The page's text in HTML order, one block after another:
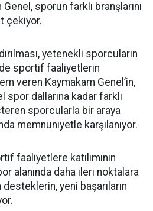
sporun farklı branşlarını
çekiyor.
yetenekli sporcuların
sportif faaliyetlerin
veren Kaymakam Genel’in,
dallarına kadar farklı
sporcularla bir araya
memnuniyetle karşılanıyor.
faaliyetlere katılımının
alanında daha ileri noktalara
desteklerin, yeni başarıların